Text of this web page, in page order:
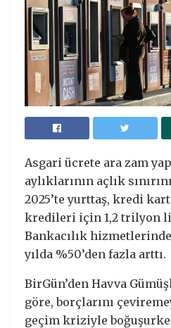
Asgari ücrete ara zam
aylıklarının açlık
2025’te yurttaş, kredi
kredileri için 1,2 trilyon
Bankacılık
yılda %50’den fazla arttı.
BirGün’den Havva
göre, borçlarını
geçim kriziyle